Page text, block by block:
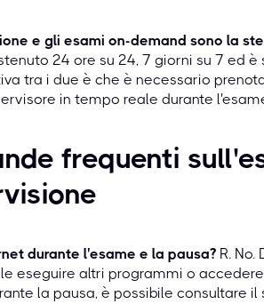
e gli esami on-demand sono la
24 ore su 24, 7 giorni su 7 ed è
tra i due è che è necessario
in tempo reale durante
frequenti
durante l'esame e la pausa? R.
eseguire altri programmi o
la pausa, è possibile consultare il